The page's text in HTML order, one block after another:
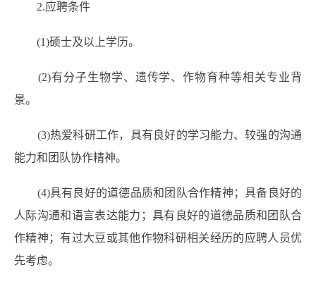
2.应聘条件
(1)硕士及以上学历。
(2)有分子生物学、遗传学、作物育种等相关专业背
景。
(3)热爱科研工作，具有良好的学习能力、较强的沟通
能力和团队协作精神。
(4)具有良好的道德品质和团队合作精神；具备良好的
人际沟通和语言表达能力；具有良好的道德品质和团队合
作精神；有过大豆或其他作物科研相关经历的应聘人员优
先考虑。